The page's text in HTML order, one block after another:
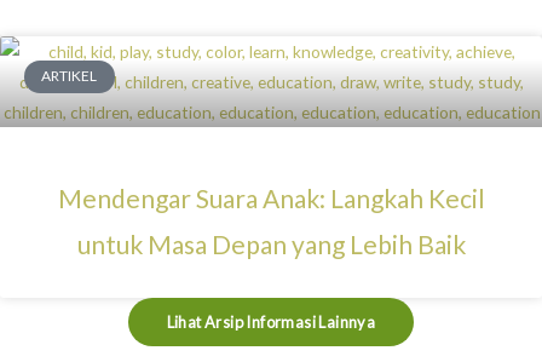
ARTIKEL
Mendengar Suara Anak: Langkah Kecil
untuk Masa Depan yang Lebih Baik
Lihat Arsip Informasi Lainnya